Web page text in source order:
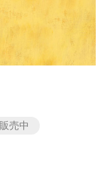
販売中